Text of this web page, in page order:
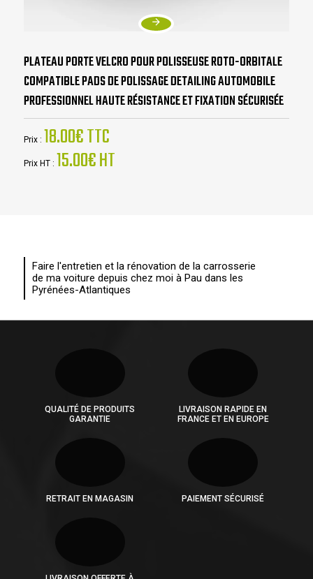
PLATEAU PORTE VELCRO POUR POLISSEUSE ROTO-ORBITALE
COMPATIBLE PADS DE POLISSAGE DETAILING AUTOMOBILE
PROFESSIONNEL HAUTE RÉSISTANCE ET FIXATION SÉCURISÉE
Prix : 18.00€ TTC
Prix HT : 15.00€ HT
Faire l'entretien et la rénovation de la carrosserie
de ma voiture depuis chez moi à Pau dans les
Pyrénées-Atlantiques
QUALITÉ DE PRODUITS
GARANTIE
LIVRAISON RAPIDE EN
FRANCE ET EN EUROPE
RETRAIT EN MAGASIN PAIEMENT SÉCURISÉ